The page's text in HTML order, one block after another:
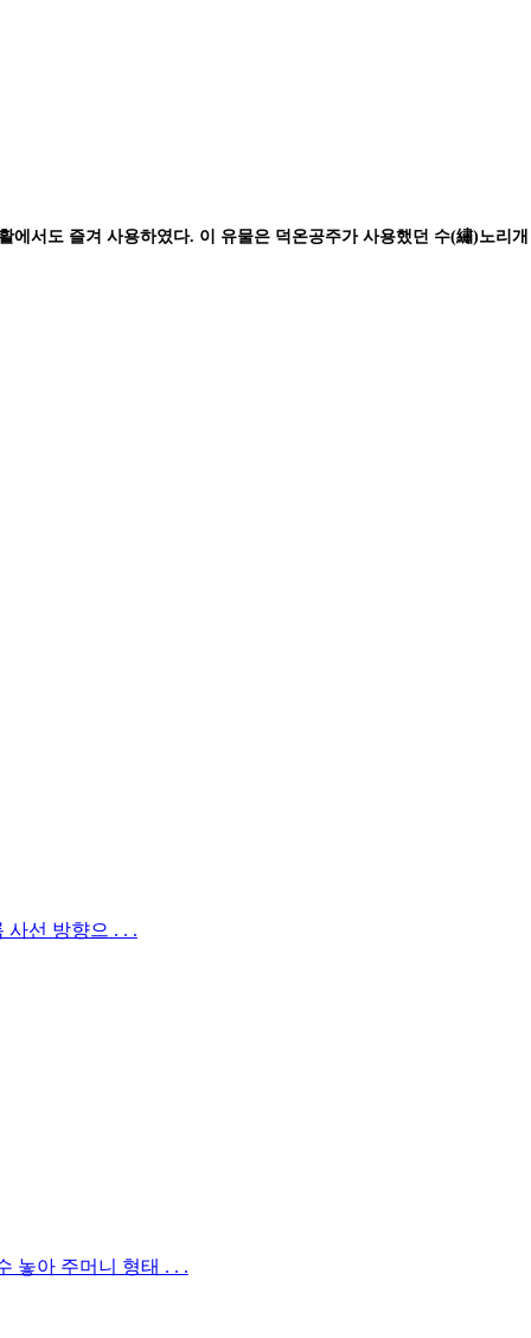
에서도 즐겨 사용하였다. 이 유물은 덕온공주가 사용했던 수(繡)노리개
선 방향으 . . .
놓아 주머니 형태 . . .